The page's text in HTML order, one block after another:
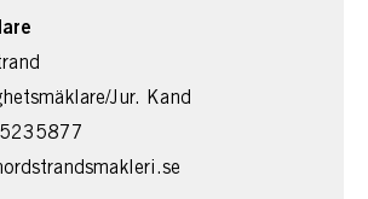
Jur. Kand